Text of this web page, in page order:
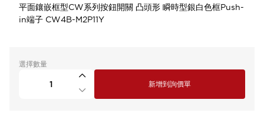
平面鑲嵌框型CW系列按鈕開關 凸頭形 瞬時型銀白色框Push-
in端子 CW4B-M2P11Y
選擇數量
新增到詢價單